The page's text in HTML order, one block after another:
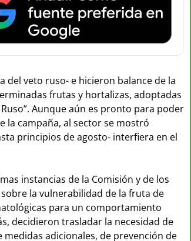
del veto ruso- e hicieron balance de la
frutas y hortalizas, adoptadas
Aunque aún es pronto para poder
la campaña, al sector se mostró
principios de agosto- interfiera en el
instancias de la Comisión y de los
la vulnerabilidad de la fruta de
para un comportamiento
decidieron trasladar la necesidad de
adicionales, de prevención de